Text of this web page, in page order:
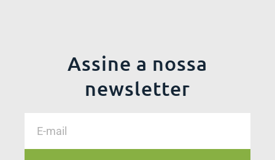
Assine a nossa
newsletter